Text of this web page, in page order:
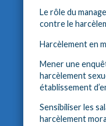
Le rôle du
contre le
Harcèlement en
Mener une
harcèlement
établissement
Sensibiliser les
harcèlement